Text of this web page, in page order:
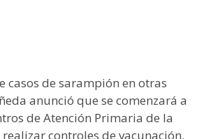
casos de sarampión en otras
anunció que se comenzará a
de Atención Primaria de la
realizar controles de vacunación.